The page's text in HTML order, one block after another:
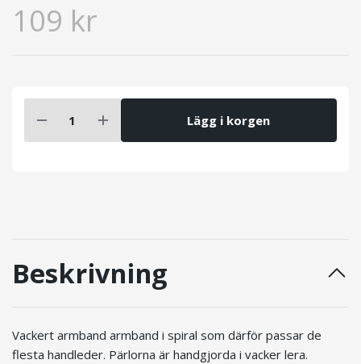
109 kr
Lägg i korgen
Beskrivning
Vackert armband armband i spiral som därför passar de
flesta handleder. Pärlorna är handgjorda i vacker lera.